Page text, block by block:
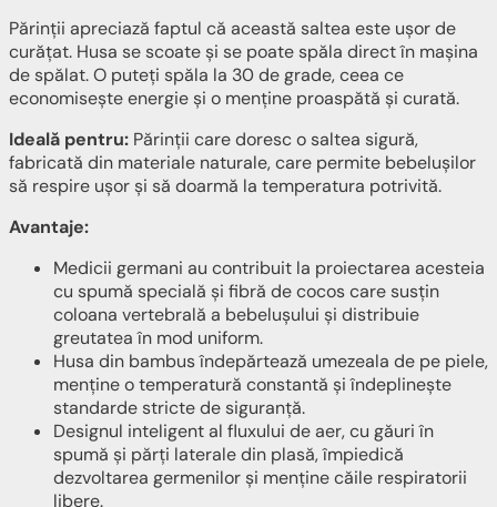
Părinții apreciază faptul că această saltea este ușor de
curățat. Husa se scoate și se poate spăla direct în mașina
de spălat. O puteți spăla la 30 de grade, ceea ce
economisește energie și o menține proaspătă și curată.
Ideală pentru: Părinții care doresc o saltea sigură,
fabricată din materiale naturale, care permite bebelușilor
să respire ușor și să doarmă la temperatura potrivită.
Avantaje:
Medicii germani au contribuit la proiectarea acesteia
cu spumă specială și fibră de cocos care susțin
coloana vertebrală a bebelușului și distribuie
greutatea în mod uniform.
Husa din bambus îndepărtează umezeala de pe piele,
menține o temperatură constantă și îndeplinește
standarde stricte de siguranță.
Designul inteligent al fluxului de aer, cu găuri în
spumă și părți laterale din plasă, împiedică
dezvoltarea germenilor și menține căile respiratorii
libere.